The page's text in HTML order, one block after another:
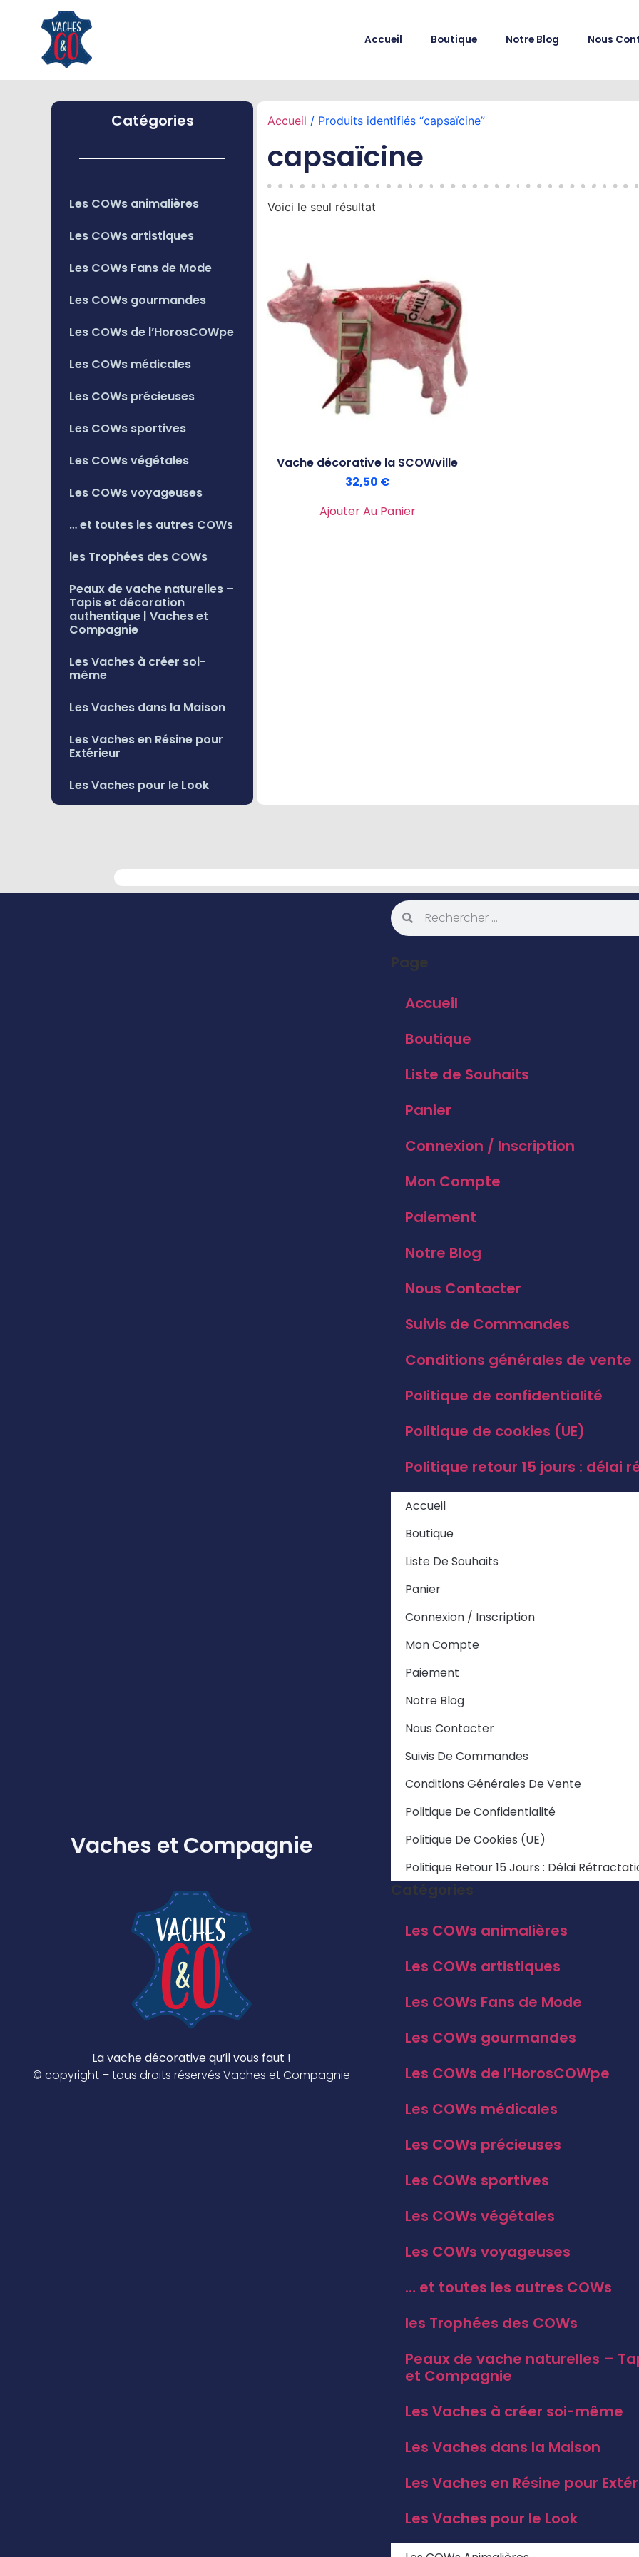
Accueil Boutique Notre Blog Nous
Catégories
Les COWs animalières
Les COWs artistiques
Les COWs Fans de Mode
Les COWs gourmandes
Les COWs de l’HorosCOWpe
Les COWs médicales
Les COWs précieuses
Les COWs sportives
Les COWs végétales
Les COWs voyageuses
… et toutes les autres COWs
les Trophées des COWs
Peaux de vache naturelles –
Tapis et décoration
authentique | Vaches et
Compagnie
Les Vaches à créer soi-
même
Les Vaches dans la Maison
Les Vaches en Résine pour
Extérieur
Les Vaches pour le Look
Accueil / Produits identifiés “capsaïcine”
capsaïcine
Voici le seul résultat
Vache décorative la SCOWville
32,50 €
Ajouter Au Panier
Vaches et Compagnie
La vache décorative qu’il vous faut !
© copyright – tous droits réservés Vaches et Compagnie
Page
Accueil
Boutique
Liste de Souhaits
Panier
Connexion / Inscription
Mon Compte
Paiement
Notre Blog
Nous Contacter
Suivis de Commandes
Conditions générales de vente
Politique de confidentialité
Politique de cookies (UE)
Politique retour 15 jours :
Accueil
Boutique
Liste De Souhaits
Panier
Connexion / Inscription
Mon Compte
Paiement
Notre Blog
Nous Contacter
Suivis De Commandes
Conditions Générales De Vente
Politique De Confidentialité
Politique De Cookies (UE)
Politique Retour 15 Jours : Délai
Catégories
Les COWs animalières
Les COWs artistiques
Les COWs Fans de Mode
Les COWs gourmandes
Les COWs de l’HorosCOWpe
Les COWs médicales
Les COWs précieuses
Les COWs sportives
Les COWs végétales
Les COWs voyageuses
… et toutes les autres COWs
les Trophées des COWs
Peaux de vache naturelles –
et Compagnie
Les Vaches à créer soi-même
Les Vaches dans la Maison
Les Vaches en Résine pour
Les Vaches pour le Look